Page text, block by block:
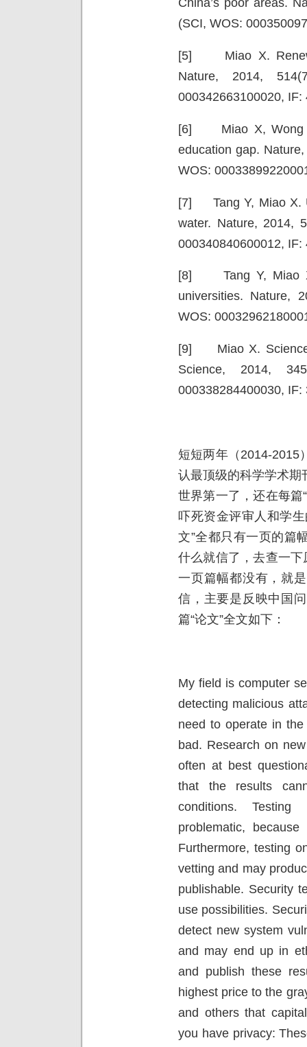
(SCI, WOS:
[5] Miao X.
Nature, 2014,
000342663100020, IF:
[6] Miao X, Wong
education gap.
WOS:
[7] Tang Y, Miao X.
water. Nature, 2014,
000340840600012, IF:
[8] Tang Y, Miao X.
universities. Nature,
WOS:
[9] Miao X. Science
Science, 2014,
000338284400030, IF:
短短两年（2014-2015
认最顶级的科学学术期
世界第一了，还在每篇
吓死资金评审人和学
文”全都只有一页的篇
什么就信了，去查一下
一页篇幅都没有，就
信，主要是反映中国
篇“论文”全文如下：
My field is computer
detecting malicious
need to operate in
bad. Research on
often at best
that the results
conditions.
problematic,
Furthermore, testing
vetting and may
publishable. Security
use possibilities.
detect new system
and may end up in
and publish these
highest price to the
and others that
you have privacy: